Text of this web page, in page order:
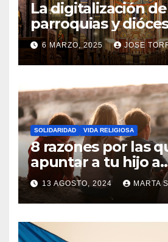
La digitalización
parroquias y
realidad ya para
la Iglesia
6 MARZO, 2025 JOSE
SOLIDARIDAD VIDA RELIGIOSA
8 razones por las
apuntar a tu hijo a
Catequesis
13 AGOSTO, 2024 MARTA